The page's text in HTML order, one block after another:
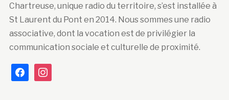
Chartreuse, unique radio du territoire, s’est installée à
St Laurent du Pont en 2014. Nous sommes une radio
associative, dont la vocation est de privilégier la
communication sociale et culturelle de proximité.
facebookinstagram